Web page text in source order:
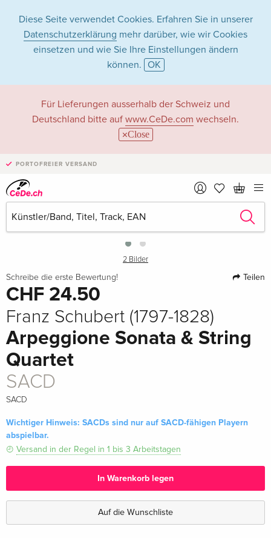
Diese Seite verwendet Cookies. Erfahren Sie in unserer
Datenschutzerklärung mehr darüber, wie wir Cookies
einsetzen und wie Sie Ihre Einstellungen ändern
können. OK
Für Lieferungen ausserhalb der Schweiz und
Deutschland bitte auf www.CeDe.com wechseln.
Close
PORTOFREIER VERSAND
2 Bilder
Schreibe die erste Bewertung! Teilen
CHF 24.50
Franz Schubert (1797-1828)
Arpeggione Sonata & String
Quartet
SACD
SACD
Wichtiger Hinweis: SACDs sind nur auf SACD-fähigen Playern
abspielbar.
Versand in der Regel in 1 bis 3 Arbeitstagen
In Warenkorb legen
Auf die Wunschliste